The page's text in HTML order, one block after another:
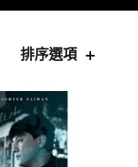
排序選項